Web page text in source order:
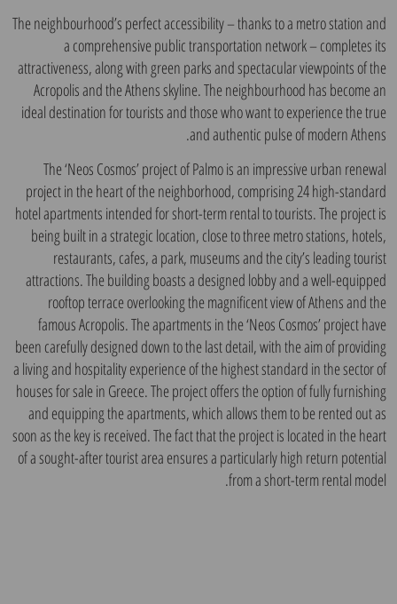
The neighbourhood’s perfect accessibility – thanks to a metro station and
a comprehensive public transportation network – completes its
attractiveness, along with green parks and spectacular viewpoints of the
Acropolis and the Athens skyline. The neighbourhood has become an
ideal destination for tourists and those who want to experience the true
and authentic pulse of modern Athens.
The ‘Neos Cosmos’ project of Palmo is an impressive urban renewal
project in the heart of the neighborhood, comprising 24 high-standard
hotel apartments intended for short-term rental to tourists. The project is
being built in a strategic location, close to three metro stations, hotels,
restaurants, cafes, a park, museums and the city’s leading tourist
attractions. The building boasts a designed lobby and a well-equipped
rooftop terrace overlooking the magnificent view of Athens and the
famous Acropolis. The apartments in the ‘Neos Cosmos’ project have
been carefully designed down to the last detail, with the aim of providing
a living and hospitality experience of the highest standard in the sector of
houses for sale in Greece. The project offers the option of fully furnishing
and equipping the apartments, which allows them to be rented out as
soon as the key is received. The fact that the project is located in the heart
of a sought-after tourist area ensures a particularly high return potential
from a short-term rental model.